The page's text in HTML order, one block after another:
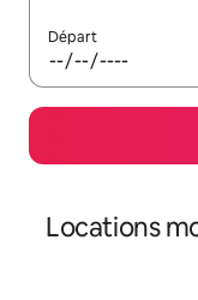
Départ
Locations